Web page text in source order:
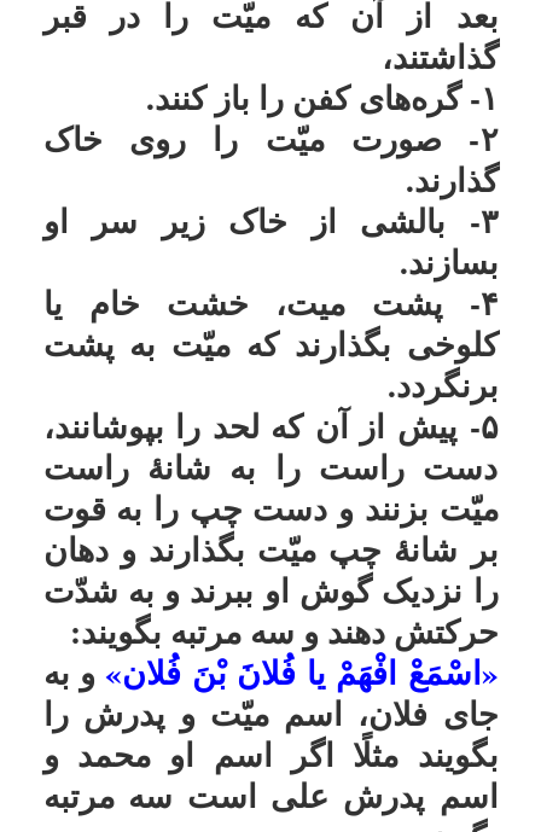
امکانات
کاربر میهمان
۴- پشت میت، خشت خام یا
۵- پیش از آن که لحد را بپوشانند،
دست راست را به شانۀ راست
میّت بزنند و دست چپ را به قوت
را نزدیک گوش او ببرند و به شدّت
حرکتش دهند و سه مرتبه بگویند:
جاى فلان، اسم میّت و پدرش را
بگویند مثلًا اگر اسم او محمد و
اسم پدرش على است سه مرتبه
«اسْمَعْ افْهَمْ یا مُحَمَّدَ بْنَ عَلى»
پس از آن بگویند:
«هَلْ انْتَ عَلَى الْعَهْدِ الَّذِی فَارَقْتَنا
عَلَیهِ مِنْ شَهَادَةِ انْ لٰا إِلٰهَ إِلَّا اللّٰهُ
وَحْدَهُ لَا شَریکَ لَهُ وَ انَّ مُحَمَّداً
صَلّى اللّٰهُ عَلَیْهِ وَ آلِهِ عَبْدُهُ وَ رَسُولُهُ
وَ سَیِّدُ النَّبِیّینَ وَ خاتَمُ الْمُرْسَلِینَ و
انَّ عَلِیاً أَمیرُ الْمُؤمِنینَ وَ سَیِّدُ
الْوصِیِّینَ وَ امامٌ افْتَرَضَ اللّٰهُ طاعَتَهُ
عَلَى الْعٰالَمِینَ وَ انَّ الْحَسَنَ وَ
الْحُسَیْنَ وَ عَلِیَّ بْنَ الْحُسَیْنِ وَ
مُحَمَّدَ بْنَ عَلِیٍّ وَ جَعْفَرَ بْنَ مُحَمَّدٍ وَ
مُوسَى بْنَ جَعْفَرٍ وَ عَلِیَّ بن مُوسىٰ
وَ مُحَمَّدَ بْنَ عَلِیٍّ وَ عَلى بْنَ مُحَمَّدٍ وَ
الْحَسَنَ بْنَ عَلیٍّ وَ الْقٰائِمَ الْحُجَّةَ
الْمَهْدِىَّ صَلَواتُ اللّٰهِ عَلَیْهِمْ ائِمَّةُ